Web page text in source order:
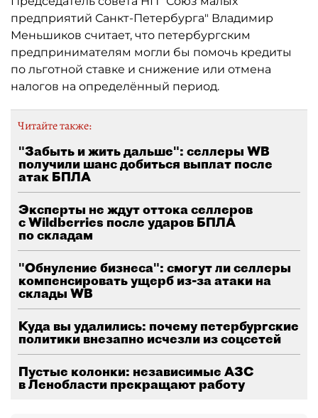
предприятий Санкт-Петербурга" Владимир
Меньшиков считает, что петербургским
предпринимателям могли бы помочь кредиты
по льготной ставке и снижение или отмена
налогов на определённый период.
Читайте также:
"Забыть и жить дальше": селлеры WB
получили шанс добиться выплат после
атак БПЛА
Эксперты не ждут оттока селлеров
с Wildberries после ударов БПЛА
по складам
"Обнуление бизнеса": смогут ли селлеры
компенсировать ущерб из-за атаки на
склады WB
Куда вы удалились: почему петербургские
политики внезапно исчезли из соцсетей
Пустые колонки: независимые АЗС
в Ленобласти прекращают работу